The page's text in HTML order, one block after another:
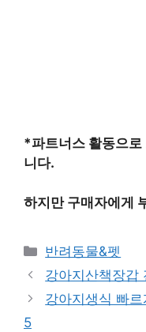
*파트너스 활동으로
니다.
하지만 구매자에게
카
테
고
리
반려동물&펫
강아지산책장갑
강아지생식 빠
5